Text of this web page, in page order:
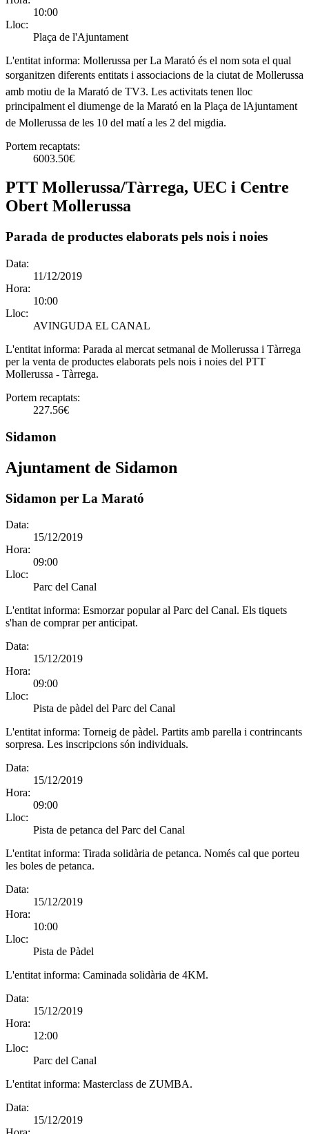
10:00
Lloc:
Plaça de l'Ajuntament
L'entitat informa: Mollerussa per La Marató és el nom sota el qual
sorganitzen diferents entitats i associacions de la ciutat de Mollerussa
amb motiu de la Marató de TV3. Les activitats tenen lloc
principalment el diumenge de la Marató en la Plaça de lAjuntament
de Mollerussa de les 10 del matí a les 2 del migdia.
Portem recaptats:
6003.50€
PTT Mollerussa/Tàrrega, UEC i Centre
Obert Mollerussa
Parada de productes elaborats pels nois i noies
Data:
11/12/2019
Hora:
10:00
Lloc:
AVINGUDA EL CANAL
L'entitat informa: Parada al mercat setmanal de Mollerussa i Tàrrega
per la venta de productes elaborats pels nois i noies del PTT
Mollerussa - Tàrrega.
Portem recaptats:
227.56€
Sidamon
Ajuntament de Sidamon
Sidamon per La Marató
Data:
15/12/2019
Hora:
09:00
Lloc:
Parc del Canal
L'entitat informa: Esmorzar popular al Parc del Canal. Els tiquets
s'han de comprar per anticipat.
Data:
15/12/2019
Hora:
09:00
Lloc:
Pista de pàdel del Parc del Canal
L'entitat informa: Torneig de pàdel. Partits amb parella i contrincants
sorpresa. Les inscripcions són individuals.
Data:
15/12/2019
Hora:
09:00
Lloc:
Pista de petanca del Parc del Canal
L'entitat informa: Tirada solidària de petanca. Només cal que porteu
les boles de petanca.
Data:
15/12/2019
Hora:
10:00
Lloc:
Pista de Pàdel
L'entitat informa: Caminada solidària de 4KM.
Data:
15/12/2019
Hora:
12:00
Lloc:
Parc del Canal
L'entitat informa: Masterclass de ZUMBA.
Data:
15/12/2019